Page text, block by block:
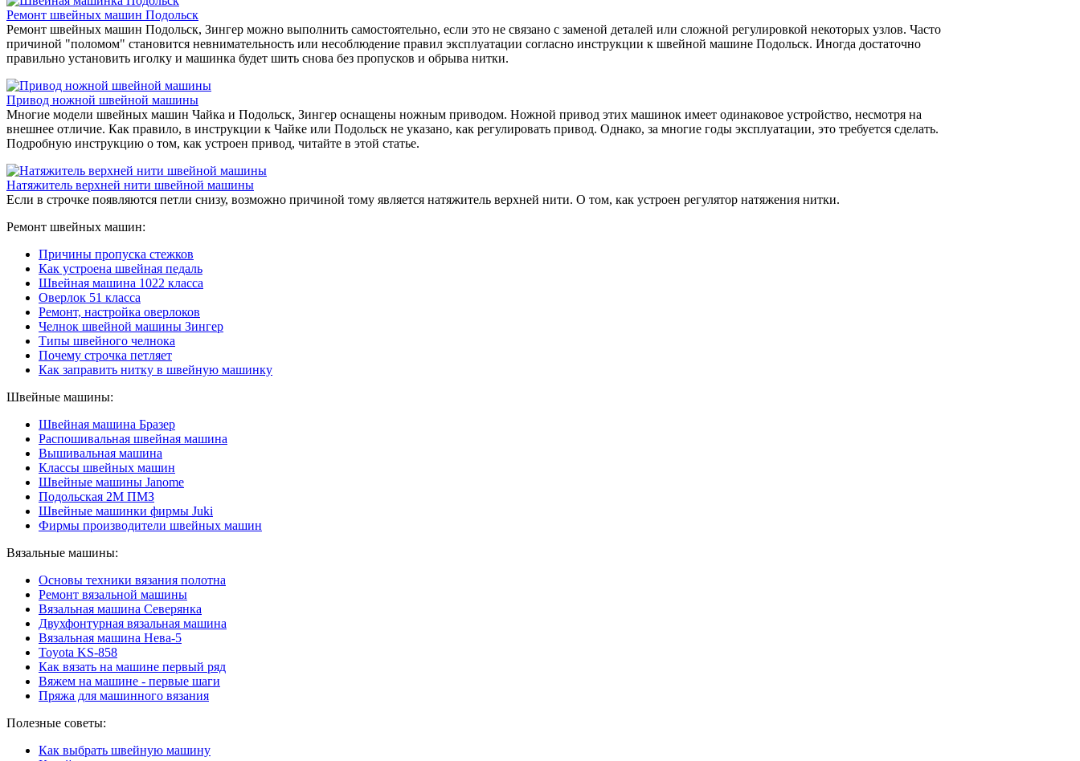
Ремонт швейных машин Подольск
Ремонт швейных машин Подольск, Зингер можно выполнить самостоятельно, если это не связано с заменой деталей или сложной регулировкой некоторых узлов. Часто
причиной "поломом" становится невнимательность или несоблюдение правил эксплуатации согласно инструкции к швейной машине Подольск. Иногда достаточно
правильно установить иголку и машинка будет шить снова без пропусков и обрыва нитки.
Привод ножной швейной машины
Многие модели швейных машин Чайка и Подольск, Зингер оснащены ножным приводом. Ножной привод этих машинок имеет одинаковое устройство, несмотря на
внешнее отличие. Как правило, в инструкции к Чайке или Подольск не указано, как регулировать привод. Однако, за многие годы эксплуатации, это требуется сделать.
Подробную инструкцию о том, как устроен привод, читайте в этой статье.
Натяжитель верхней нити швейной машины
Если в строчке появляются петли снизу, возможно причиной тому является натяжитель верхней нити. О том, как устроен регулятор натяжения нитки.
Ремонт швейных машин:
Причины пропуска стежков
Как устроена швейная педаль
Швейная машина 1022 класса
Оверлок 51 класса
Ремонт, настройка оверлоков
Челнок швейной машины Зингер
Типы швейного челнока
Почему строчка петляет
Как заправить нитку в швейную машинку
Швейные машины:
Швейная машина Бразер
Распошивальная швейная машина
Вышивальная машина
Классы швейных машин
Швейные машины Janome
Подольская 2М ПМЗ
Швейные машинки фирмы Juki
Фирмы производители швейных машин
Вязальные машины:
Основы техники вязания полотна
Ремонт вязальной машины
Вязальная машина Северянка
Двухфонтурная вязальная машина
Вязальная машина Нева-5
Toyota KS-858
Как вязать на машине первый ряд
Вяжем на машине - первые шаги
Пряжа для машинного вязания
Полезные советы:
Как выбрать швейную машину